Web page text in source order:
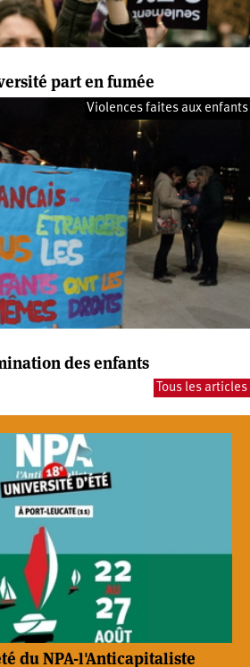
part en fumée
Violences faites aux enfants
des enfants
Tous les articles
du NPA-l'Anticapitaliste